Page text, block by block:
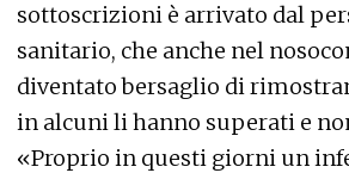
sottoscrizioni è arrivato dal
sanitario, che anche nel
diventato bersaglio di
in alcuni li hanno superati e
«Proprio in questi giorni un